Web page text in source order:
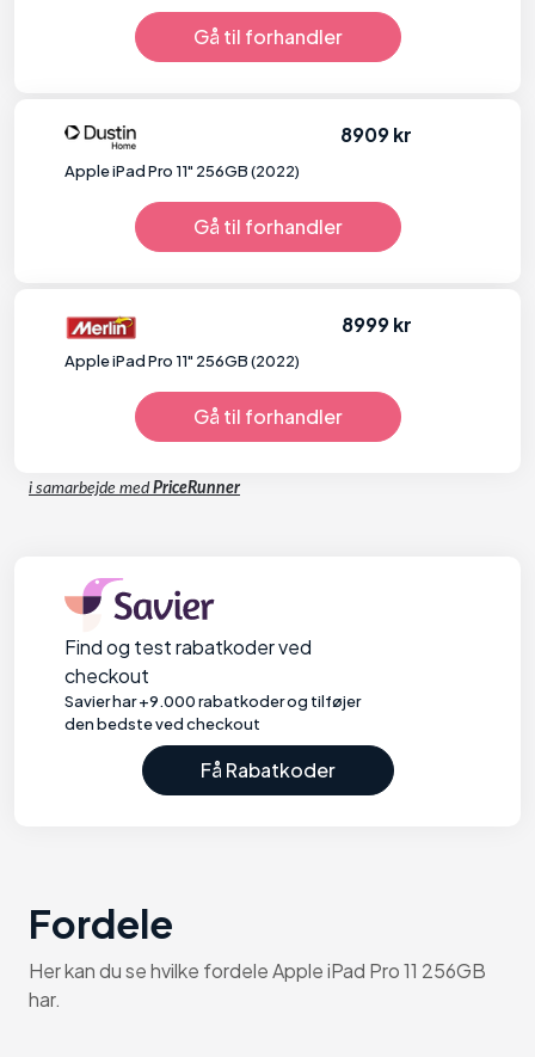
Gå til forhandler
Apple iPad Pro 11" 256GB (2022)
8909 kr
Gå til forhandler
Apple iPad Pro 11" 256GB (2022)
8999 kr
Gå til forhandler
i samarbejde med PriceRunner
Find og test rabatkoder ved
checkout
Savier har +9.000 rabatkoder og tilføjer
den bedste ved checkout
Få Rabatkoder
Fordele
Her kan du se hvilke fordele Apple iPad Pro 11 256GB
har.